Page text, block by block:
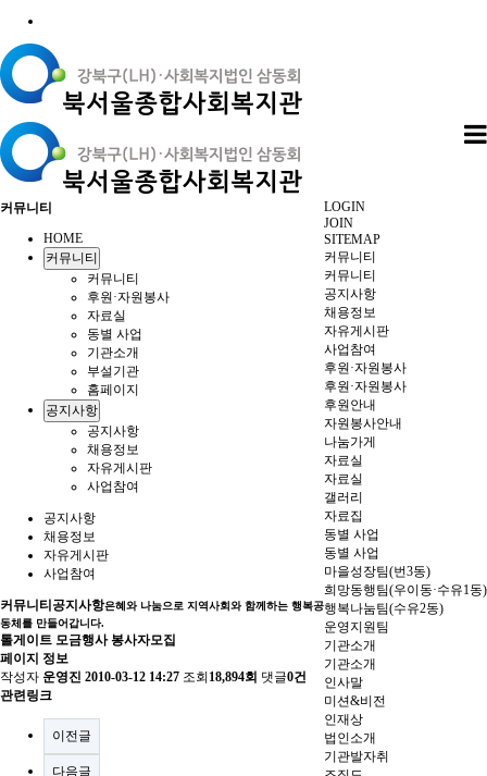
LOGIN
JOIN
SITEMAP
커뮤니티
커뮤니티
공지사항
채용정보
자유게시판
사업참여
후원·자원봉사
후원·자원봉사
후원안내
자원봉사안내
나눔가게
자료실
자료실
갤러리
자료집
동별 사업
동별 사업
마을성장팀(번3동)
희망동행팀(우이동·수유1동)
행복나눔팀(수유2동)
운영지원팀
기관소개
기관소개
인사말
미션&비전
인재상
법인소개
기관발자취
커뮤니티
HOME
커뮤니티
커뮤니티
후원·자원봉사
자료실
동별 사업
기관소개
부설기관
홈페이지
공지사항
공지사항
채용정보
자유게시판
사업참여
공지사항
채용정보
자유게시판
사업참여
커뮤니티 공지사항은혜와 나눔으로 지역사회와 함께하는 행복공
동체를 만들어갑니다.
톨게이트 모금행사 봉사자모집
페이지 정보
작성자 운영진 2010-03-12 14:27 조회 18,894회 댓글0건
관련링크
이전글
다음글